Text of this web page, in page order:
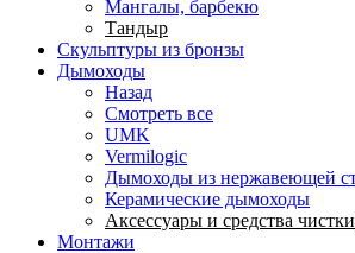
Мангалы, барбекю
Тандыр
Скульптуры из бронзы
Дымоходы
Назад
Смотреть все
UMK
Vermilogic
Дымоходы из нержавеющей
Керамические дымоходы
Аксессуары и средства
Монтажи